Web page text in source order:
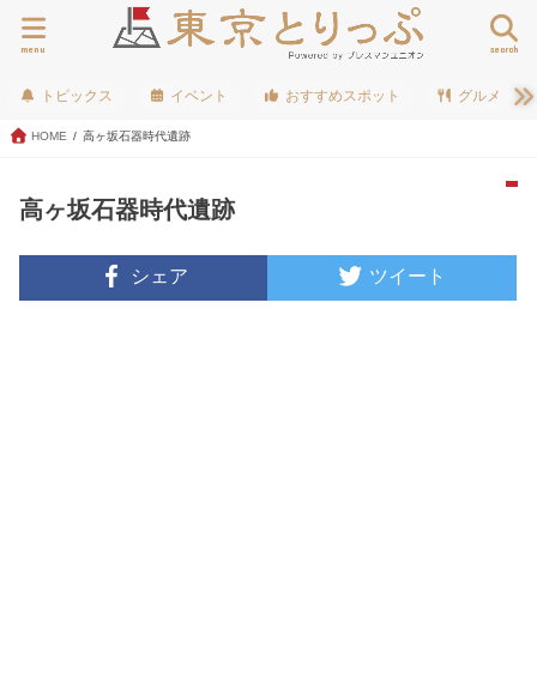
search
menu
トピックス イベント おすすめスポット グルメ
HOME 高ヶ坂石器時代遺跡
高ヶ坂石器時代遺跡
シェア ツイート